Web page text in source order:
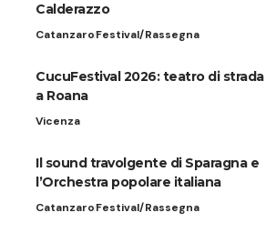
Calderazzo
CatanzaroFestival/Rassegna
CucuFestival 2026: teatro di strada
a Roana
Vicenza
Il sound travolgente di Sparagna e
l’Orchestra popolare italiana
CatanzaroFestival/Rassegna